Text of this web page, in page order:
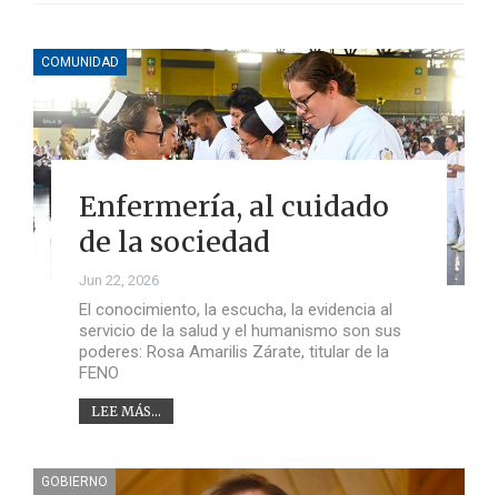
COMUNIDAD
Enfermería, al cuidado
de la sociedad
Jun 22, 2026
El conocimiento, la escucha, la evidencia al
servicio de la salud y el humanismo son sus
poderes: Rosa Amarilis Zárate, titular de la
FENO
LEE MÁS...
GOBIERNO